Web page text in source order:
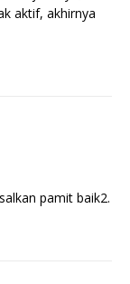
aktif, akhirnya
pamit baik2.